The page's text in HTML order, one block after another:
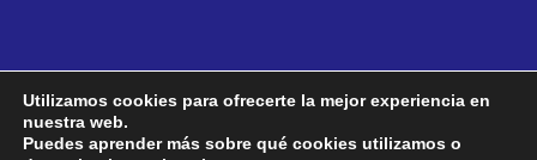
Utilizamos cookies para ofrecerte la mejor experiencia en
nuestra web.
Puedes aprender más sobre qué cookies utilizamos o